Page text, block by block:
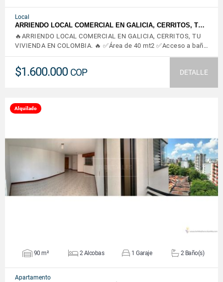
Local
ARRIENDO LOCAL COMERCIAL EN GALICIA, CERRITOS, T…
🔥ARRIENDO LOCAL COMERCIAL EN GALICIA, CERRITOS, TU
VIVIENDA EN COLOMBIA. 🔥 ✅Área de 40 mt2 ✅Acceso a bañ…
$1.600.000 COP DETALLE
Alquilado
VER DETALLES
90 m² 2 Alcobas 1 Garaje 2 Baño(s)
Apartamento